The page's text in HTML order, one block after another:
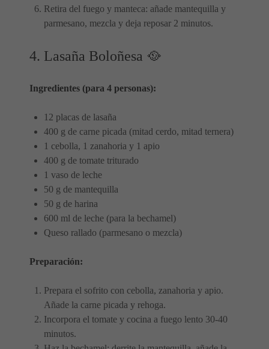
Retira del fuego y manteca: añade mantequilla y
parmesano, mezcla y deja reposar 2 minutos.
4. Lasaña Boloñesa 🥘
Ingredientes (para 4 personas):
12 placas de lasaña
400 g de carne picada (mitad cerdo, mitad ternera)
1 cebolla, 1 zanahoria y 1 apio
400 g de tomate triturado
1 vaso de leche
50 g de mantequilla
50 g de harina
600 ml de leche (para la bechamel)
Queso rallado (parmesano o mezcla)
Preparación:
Prepara el sofrito con cebolla, zanahoria y apio.
Añade la carne picada y rehoga.
Incorpora el tomate y cocina a fuego lento 30-40
minutos.